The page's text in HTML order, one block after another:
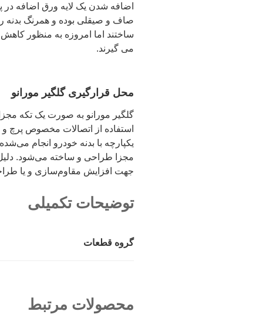
اضافه شدن یک لایه ورق اضافه
صاف و صیقلی بوده و همرنگ بدنه
ساختند اما امروزه به‌ منظور
می‌ گیرند.
محل قرارگیری گلگیر مورانو
گلگیر مورانو به صورت یک تکه
استفاده از اتصالات مخصوص
یکپارچه با بدنه خودرو انجام
مجزا طراحی و ساخته می‌شود.
جهت افزایش مقاوم‌سازی و یا
توضیحات تکمیلی
گروه قطعات
محصولات مرتبط